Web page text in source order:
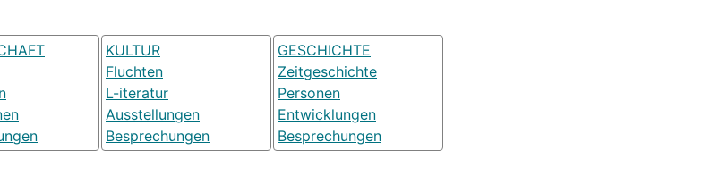
KULTUR
Fluchten
L-iteratur
Ausstellungen
Besprechungen
GESCHICHTE
Zeitgeschichte
Personen
Entwicklungen
Besprechungen